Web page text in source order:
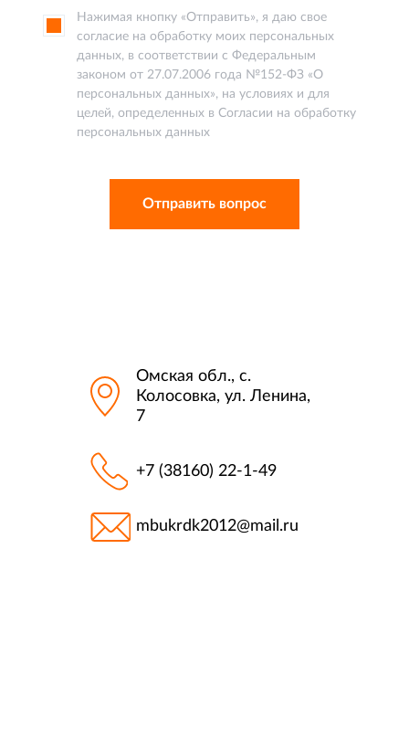
Нажимая кнопку «Отправить», я даю свое
согласие на обработку моих персональных
данных, в соответствии с Федеральным
законом от 27.07.2006 года №152-ФЗ «О
персональных данных», на условиях и для
целей, определенных в Согласии на обработку
персональных данных
Омская обл., с.
Колосовка, ул. Ленина,
7
+7 (38160) 22-1-49
mbukrdk2012@mail.ru